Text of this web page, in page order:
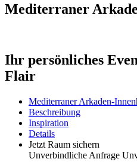
Mediterraner
Ihr persönliches
Flair
Mediterraner Arkaden-
Beschreibung
Inspiration
Details
Jetzt Raum sichern
Unverbindliche Anfrage